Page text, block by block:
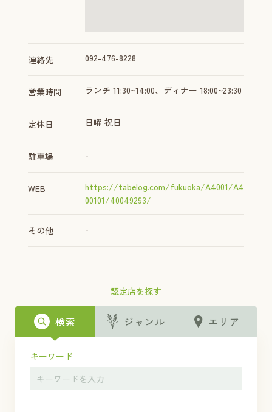
認定店を探す
検索 ジャンル エリア
キーワード
連絡先 092-476-8228
営業時間 ランチ 11:30~14:00、ディナー 18:00~23:30
定休日 日曜 祝日
駐車場 -
WEB
https://tabelog.com/fukuoka/A4001/A4
00101/40049293/
その他 -